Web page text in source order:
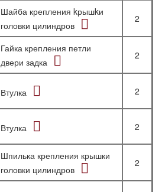
Шайба крепления kрышkи
головки цилиндров
2
Гайка крепления петли
двери задка
2
Втулка 2
Втулка 2
Шпилька крепления крышки
головки цилиндров
2